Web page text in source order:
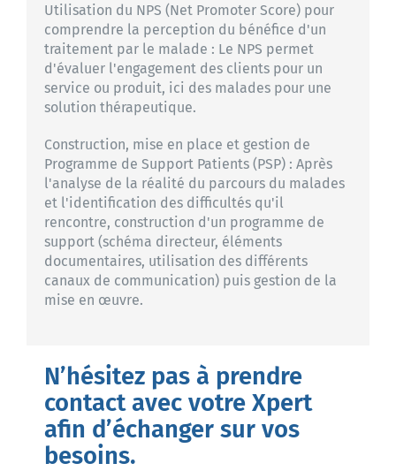
Utilisation du NPS (Net Promoter Score) pour
comprendre la perception du bénéfice d'un
traitement par le malade : Le NPS permet
d'évaluer l'engagement des clients pour un
service ou produit, ici des malades pour une
solution thérapeutique.
Construction, mise en place et gestion de
Programme de Support Patients (PSP) : Après
l'analyse de la réalité du parcours du malades
et l'identification des difficultés qu'il
rencontre, construction d'un programme de
support (schéma directeur, éléments
documentaires, utilisation des différents
canaux de communication) puis gestion de la
mise en œuvre.
N’hésitez pas à prendre
contact avec votre Xpert
afin d’échanger sur vos
besoins.